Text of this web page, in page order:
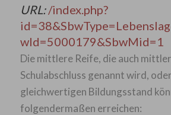
URL:/index.php?
wId=5000179&SbwMid=1
Die mittlere Reife, die auch
Schulabschluss genannt wird,
gleichwertigen Bildungsstand
folgendermaßen erreichen: